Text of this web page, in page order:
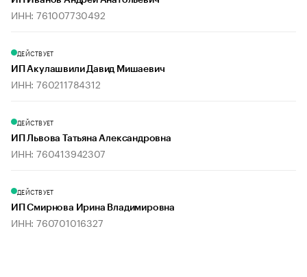
ИНН: 761007730492
ДЕЙСТВУЕТ
ИП Акулашвили Давид Мишаевич
ИНН: 760211784312
ДЕЙСТВУЕТ
ИП Львова Татьяна Александровна
ИНН: 760413942307
ДЕЙСТВУЕТ
ИП Смирнова Ирина Владимировна
ИНН: 760701016327